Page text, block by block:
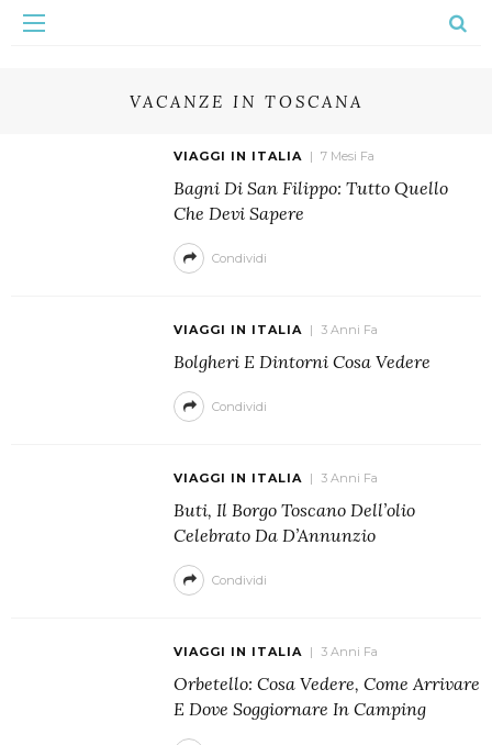
VACANZE IN TOSCANA
VIAGGI IN ITALIA 7 Mesi Fa
Bagni Di San Filippo: Tutto Quello
Che Devi Sapere
Condividi
VIAGGI IN ITALIA 3 Anni Fa
Bolgheri E Dintorni Cosa Vedere
Condividi
VIAGGI IN ITALIA 3 Anni Fa
Buti, Il Borgo Toscano Dell’olio
Celebrato Da D’Annunzio
Condividi
VIAGGI IN ITALIA 3 Anni Fa
Orbetello: Cosa Vedere, Come Arrivare
E Dove Soggiornare In Camping